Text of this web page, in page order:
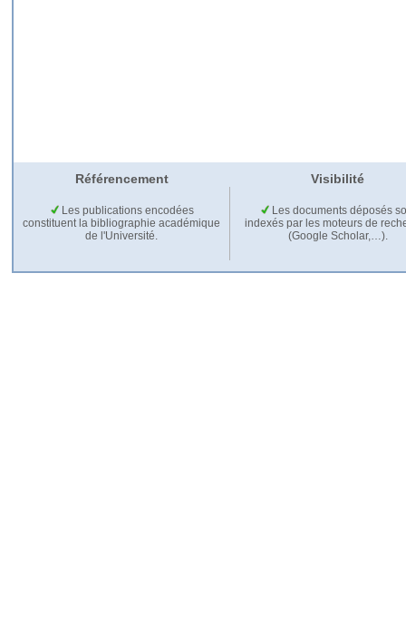
Référencement Visibilité
Les publications encodées
constituent la bibliographie académique
de l'Université.
Les documents déposés
indexés par les moteurs de
(Google Scholar,…).